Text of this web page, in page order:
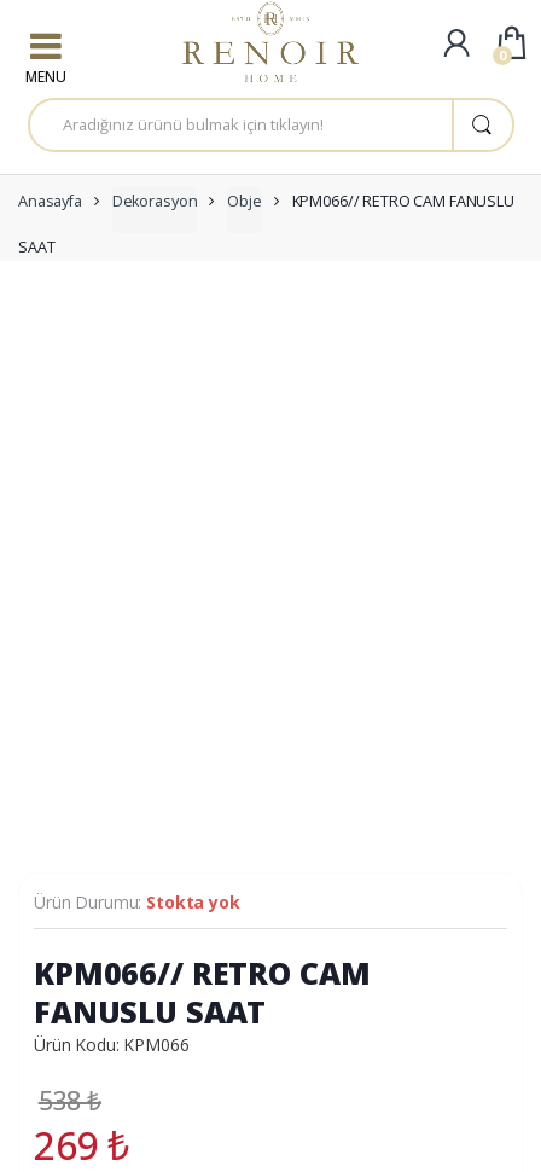
A
r
a
a
:
Anasayfa Dekorasyon Obje KPM066// RETRO CAM FANUSLU
SAAT
Ürün Durumu: Stokta yok
KPM066// RETRO CAM
FANUSLU SAAT
Ürün Kodu: KPM066
538₺
269₺
0